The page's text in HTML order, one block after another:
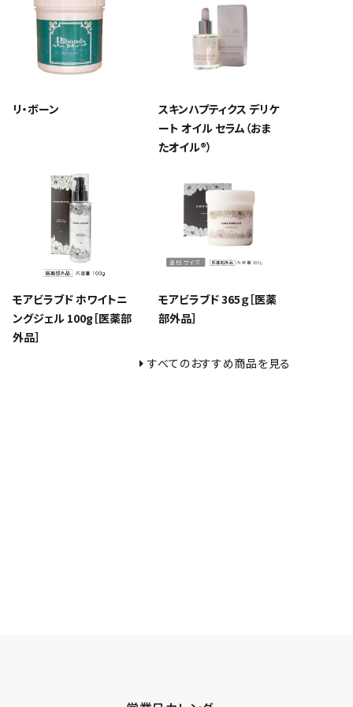
リ・ボーン
スキンハプティクス デリケ
ート オイル セラム（おま
たオイル®）
モアビラブド ホワイトニ
ングジェル 100g［医薬部
外品］
モアビラブド 365ｇ［医薬
部外品］
すべてのおすすめ商品を見る